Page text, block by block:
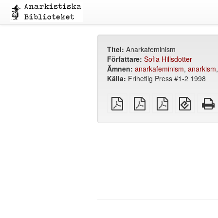
Titel: Anarkafeminism
Författare: Sofia Hillsdotter
Ämnen: anarkafeminism, anarkism,
Källa: Frihetlig Press #1-2 1998
plain
PDF
A4
imposed
Letter
imposed
EPUB
(för